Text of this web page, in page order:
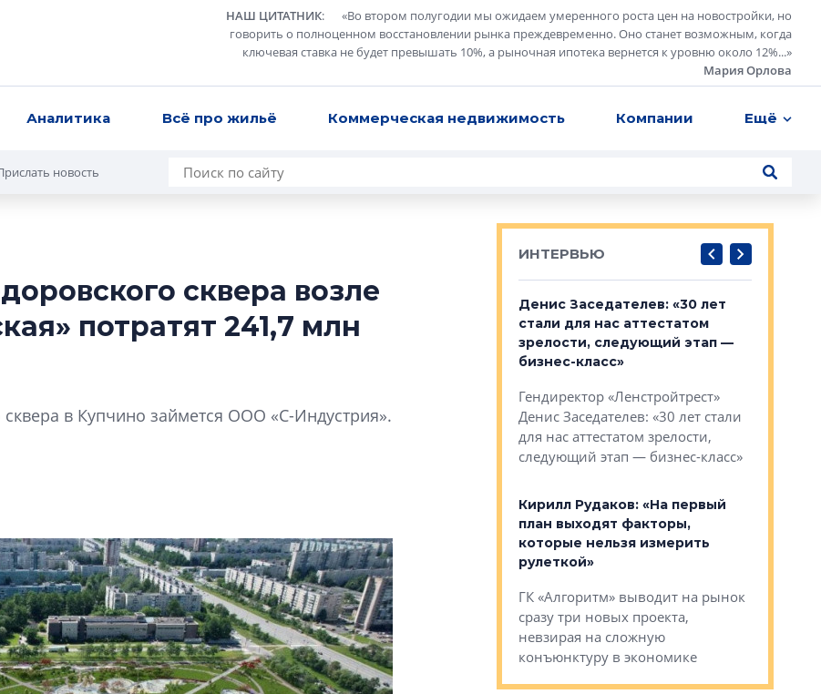
НАШ ЦИТАТНИК: «Во втором полугодии мы ожидаем умеренного роста цен на новостройки, но
говорить о полноценном восстановлении рынка преждевременно. Оно станет возможным, когда
ключевая ставка не будет превышать 10%, а рыночная ипотека вернется к уровню около 12%...»
Мария Орлова
Аналитика Всё про жильё Коммерческая недвижимость Компании Ещё
новость
сквера возле
потратят 241,7 млн
в Купчино займется ООО «С-Индустрия».
ИНТЕРВЬЮ
Татьяна Бровкина: «На
монотонной спальной окраине
Петербурга, будущем спальных
визуальной чистоте»
Что важнее для современного
жилого проекта: эстетика,
функциональность или
экономика проекта, размышляют
в ГК «ПСК»
Денис Заседателев: «30 лет
стали для нас аттестатом
зрелости, следующий этап —
бизнес-класс»
Гендиректор «Ленстройтрест»
Денис Заседателев: «30 лет стали
для нас аттестатом зрелости,
следующий этап — бизнес-класс»
Кирилл Рудаков: «На первый
план выходят факторы,
которые нельзя измерить
рулеткой»
ГК «Алгоритм» выводит на рынок
сразу три новых проекта,
невзирая на сложную
конъюнктуру в экономике